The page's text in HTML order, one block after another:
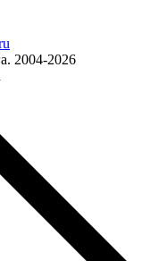
2004-2026